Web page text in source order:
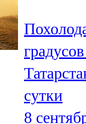
104,7 FM
Олы
71,42 FM
Сарман
сутки
8